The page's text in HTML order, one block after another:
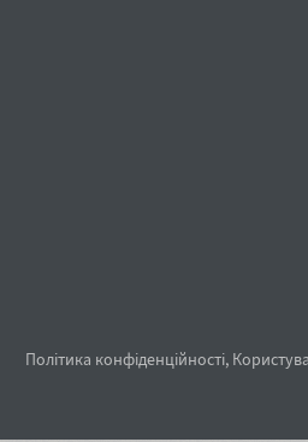
Політика конфіденційності,